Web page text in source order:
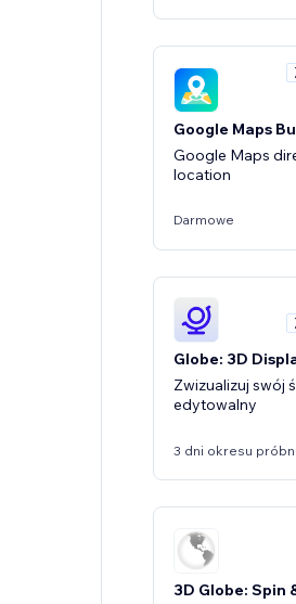
Google Maps
Google Maps
location
Darmowe
Globe: 3D
Zwizualizuj swój
edytowalny
3 dni okresu
3D Globe: Spin